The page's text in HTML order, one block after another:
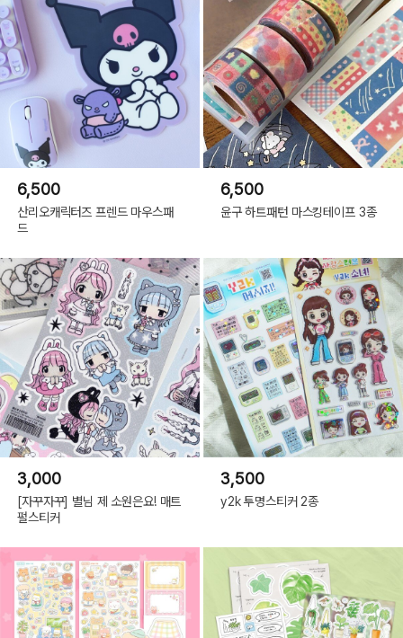
6,500
산리오캐릭터즈 프렌드 마우스패
드
6,500
윤구 하트패턴 마스킹테이프 3종
3,000
[자꾸자꾸] 별님 제 소원은요! 매트
펄스티커
3,500
y2k 투명스티커 2종